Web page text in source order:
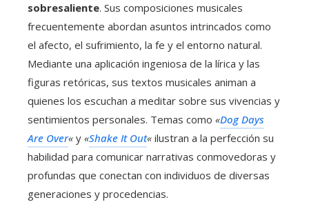
sobresaliente. Sus composiciones musicales
frecuentemente abordan asuntos intrincados como
el afecto, el sufrimiento, la fe y el entorno natural.
Mediante una aplicación ingeniosa de la lírica y las
figuras retóricas, sus textos musicales animan a
quienes los escuchan a meditar sobre sus vivencias y
sentimientos personales. Temas como «Dog Days
Are Over« y «Shake It Out« ilustran a la perfección su
habilidad para comunicar narrativas conmovedoras y
profundas que conectan con individuos de diversas
generaciones y procedencias.